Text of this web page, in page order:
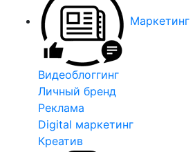
Маркетинг
Видеоблоггинг
Личный бренд
Реклама
Digital маркетинг
Креатив